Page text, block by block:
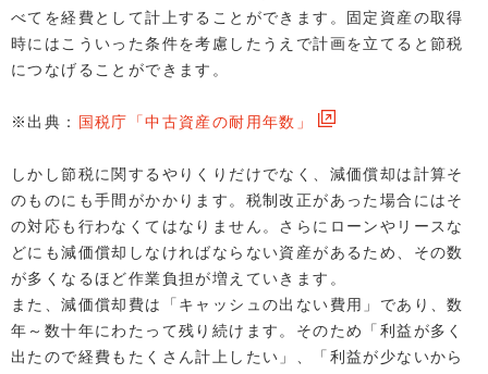
べてを経費として計上することができます。固定資産の取得
時にはこういった条件を考慮したうえで計画を立てると節税
につなげることができます。
※出典： 国税庁「中古資産の耐用年数」
しかし節税に関するやりくりだけでなく、減価償却は計算そ
のものにも手間がかかります。税制改正があった場合にはそ
の対応も行わなくてはなりません。さらにローンやリースな
どにも減価償却しなければならない資産があるため、その数
が多くなるほど作業負担が増えていきます。
また、減価償却費は「キャッシュの出ない費用」であり、数
年～数十年にわたって残り続けます。そのため「利益が多く
出たので経費もたくさん計上したい」、「利益が少ないから